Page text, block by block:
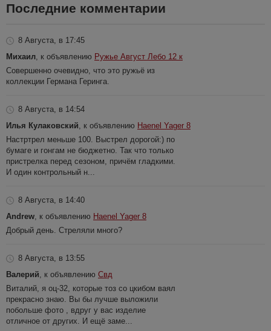
Последние комментарии
8 Августа, в 17:45
Михаил, к объявлению Ружье Август Лебо 12 к
Совершенно очевидно, что это ружьё из
коллекции Германа Геринга.
8 Августа, в 14:54
Илья Кулаковский, к объявлению Haenel Yager 8
Настртрел меньше 100. Выстрел дорогой:) по
бумаге и гонгам не бюджетно. Так что только
пристрелка перед сезоном, причём гладкими.
И один контрольный н...
8 Августа, в 14:40
Andrew, к объявлению Haenel Yager 8
Добрый день. Стреляли много?
8 Августа, в 13:55
Валерий, к объявлению Свд
Виталий, я оц-32, которые тоз со цкибом ваял
прекрасно знаю. Вы бы лучше выложили
побольше фото , вдруг у вас изделие
отличное от других. И ещё заме...